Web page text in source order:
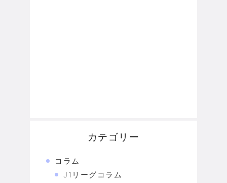
カテゴリー
コラム
J1リーグコラム